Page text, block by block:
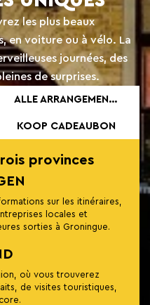
les plus beaux
en voiture ou à vélo. La
journées, des
de surprises.
ALLE ARRANGEMENT OP EEN RIJTJE
KOOP CADEAUBON
provinces
sur les itinéraires,
locales et
sorties à Groningue.
où vous trouverez
de visites touristiques,